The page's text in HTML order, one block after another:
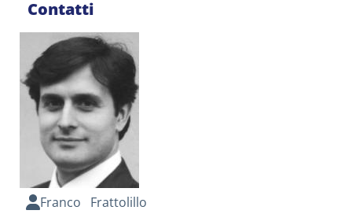
Contatti
Franco Frattolillo